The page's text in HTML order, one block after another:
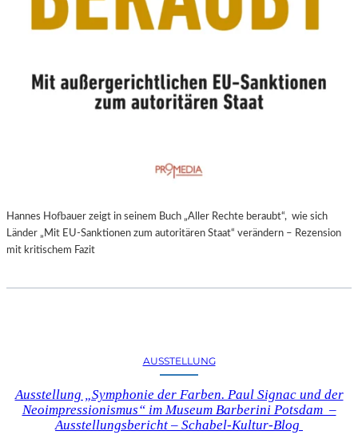
Hannes Hofbauer zeigt in seinem Buch „Aller Rechte beraubt“, wie sich
Länder „Mit EU-Sanktionen zum autoritären Staat“ verändern – Rezension
mit kritischem Fazit
AUSSTELLUNG
Ausstellung „Symphonie der Farben. Paul Signac und der
Neoimpressionismus“ im Museum Barberini Potsdam –
Ausstellungsbericht – Schabel-Kultur-Blog